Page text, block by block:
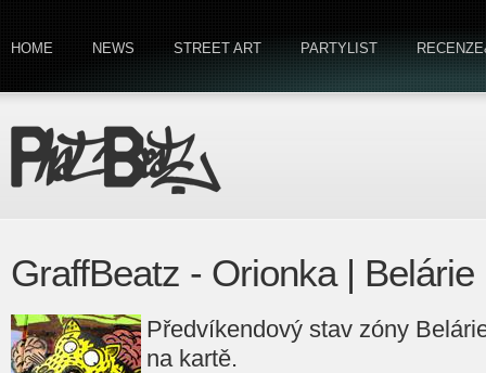
HOME NEWS STREET ART PARTYLIST
GraffBeatz - Orionka | Belárie
Předvíkendový stav zóny
na kartě.